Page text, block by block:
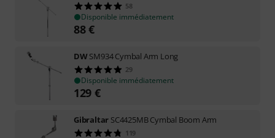
58
Disponible immédiatement
88€
DWSM934 Cymbal Arm Long
29
Disponible immédiatement
129 €
Gibraltar SC4425MB Cymbal Boom Arm
119